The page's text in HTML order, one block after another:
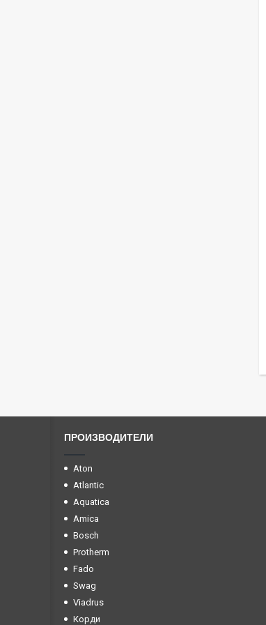
ПРОИЗВОДИТЕЛИ
Aton
Atlantic
Aquatica
Amica
Bosch
Protherm
Fado
Swag
Viadrus
Корди